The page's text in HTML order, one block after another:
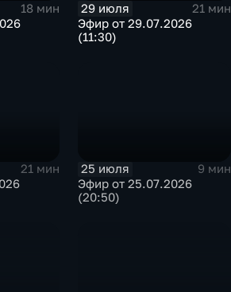
18 мин
29 июля
21 мин
Эфир от 29.07.2026
(11:30)
21 мин
25 июля
9 мин
Эфир от 25.07.2026
(20:50)